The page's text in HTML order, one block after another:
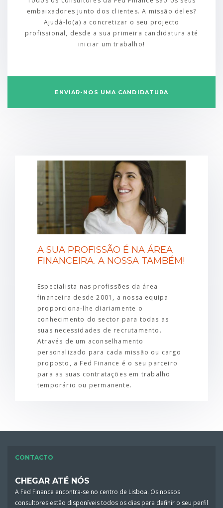
embaixadores junto dos clientes. A missão deles?
Ajudá-lo(a) a concretizar o seu projecto
profissional, desde a sua primeira candidatura até
iniciar um trabalho!
ENVIAR-NOS UMA CANDIDATURA
A SUA PROFISSÃO É NA ÁREA
FINANCEIRA. A NOSSA TAMBÉM!
Especialista nas profissões da área
financeira desde 2001, a nossa equipa
proporciona-lhe diariamente o
conhecimento do sector para todas as
suas necessidades de recrutamento.
Através de um aconselhamento
personalizado para cada missão ou cargo
proposto, a Fed Finance é o seu parceiro
para as suas contratações em trabalho
temporário ou permanente.
CONTACTO
CHEGAR ATÉ NÓS
A Fed Finance encontra-se no centro de Lisboa. Os nossos
consultores estão disponíveis todos os dias para definir o seu perfil